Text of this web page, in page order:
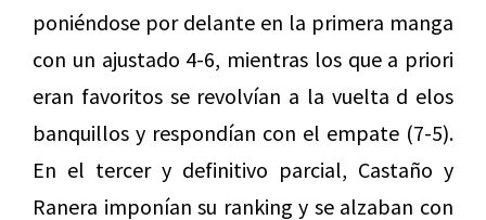
poniéndose por delante en la primera manga
con un ajustado 4-6, mientras los que a priori
eran favoritos se revolvían a la vuelta d elos
banquillos y respondían con el empate (7-5).
En el tercer y definitivo parcial, Castaño y
Ranera imponían su ranking y se alzaban con